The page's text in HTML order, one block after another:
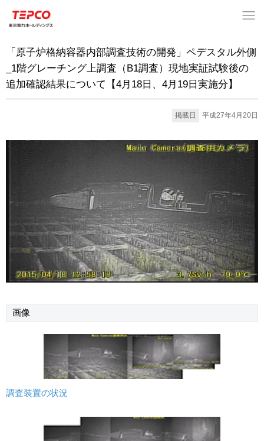
「原子炉格納容器内部調査技術の開発」ペデスタル外側
_1階グレーチング上調査（B1調査）現地実証試験後の
追加確認結果について【4月18日、4月19日実施分】
掲載日 平成27年4月20日
画像
調査装置の状況